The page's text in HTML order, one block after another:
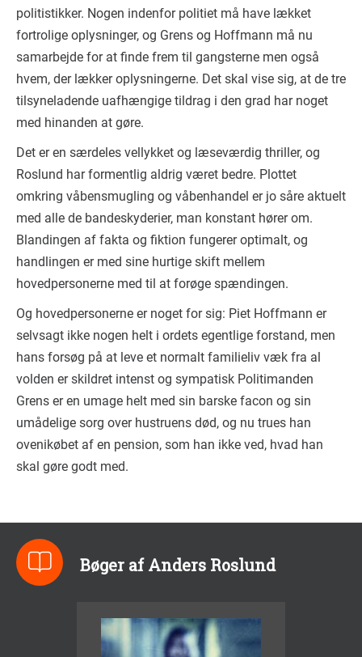
politistikker. Nogen indenfor politiet må have lækket
fortrolige oplysninger, og Grens og Hoffmann må nu
samarbejde for at finde frem til gangsterne men også
hvem, der lækker oplysningerne. Det skal vise sig, at de tre
tilsyneladende uafhængige tildrag i den grad har noget
med hinanden at gøre.
Det er en særdeles vellykket og læseværdig thriller, og
Roslund har formentlig aldrig været bedre. Plottet
omkring våbensmugling og våbenhandel er jo såre aktuelt
med alle de bandeskyderier, man konstant hører om.
Blandingen af fakta og fiktion fungerer optimalt, og
handlingen er med sine hurtige skift mellem
hovedpersonerne med til at forøge spændingen.
Og hovedpersonerne er noget for sig: Piet Hoffmann er
selvsagt ikke nogen helt i ordets egentlige forstand, men
hans forsøg på at leve et normalt familieliv væk fra al
volden er skildret intenst og sympatisk Politimanden
Grens er en umage helt med sin barske facon og sin
umådelige sorg over hustruens død, og nu trues han
ovenikøbet af en pension, som han ikke ved, hvad han
skal gøre godt med.
Bøger af Anders Roslund